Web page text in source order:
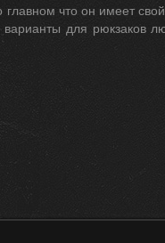
что он имеет
для рюкзаков